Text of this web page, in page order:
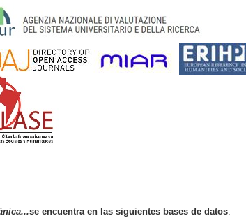
se encuentra en las siguientes bases de datos: